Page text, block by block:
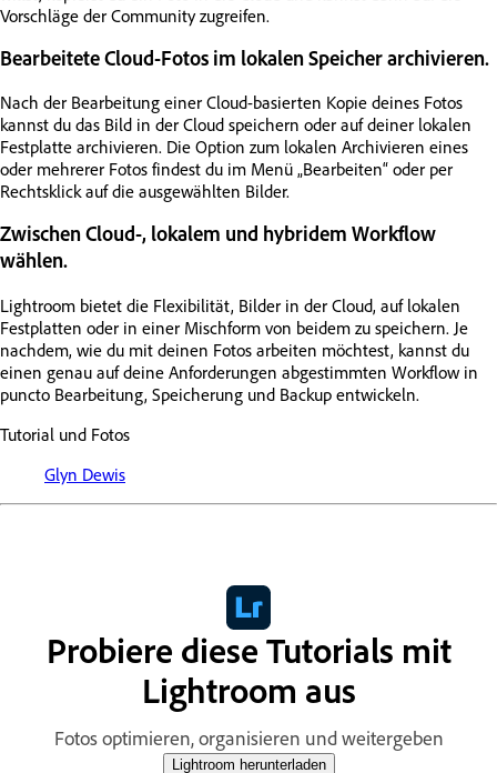
Vorschläge der Community zugreifen.
Bearbeitete Cloud-Fotos im lokalen Speicher archivieren.
Nach der Bearbeitung einer Cloud-basierten Kopie deines Fotos
kannst du das Bild in der Cloud speichern oder auf deiner lokalen
Festplatte archivieren. Die Option zum lokalen Archivieren eines
oder mehrerer Fotos findest du im Menü „Bearbeiten“ oder per
Rechtsklick auf die ausgewählten Bilder.
Zwischen Cloud-, lokalem und hybridem Workflow
wählen.
Lightroom bietet die Flexibilität, Bilder in der Cloud, auf lokalen
Festplatten oder in einer Mischform von beidem zu speichern. Je
nachdem, wie du mit deinen Fotos arbeiten möchtest, kannst du
einen genau auf deine Anforderungen abgestimmten Workflow in
puncto Bearbeitung, Speicherung und Backup entwickeln.
Tutorial und Fotos
Glyn Dewis
Probiere diese Tutorials mit
Lightroom aus
Fotos optimieren, organisieren und weitergeben
Lightroom herunterladen